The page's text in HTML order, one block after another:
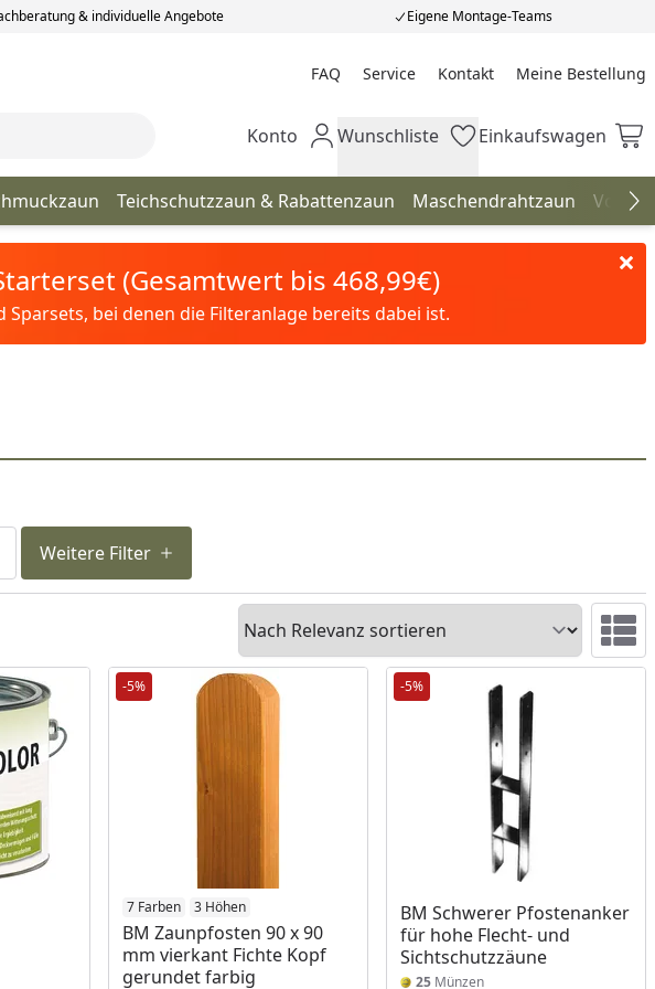
& individuelle Angebote Eigene Montage-Teams
FAQ Service Kontakt Meine Bestellung
Meine Bestellung
Mein Konto
Konto Wunschliste
Wunschliste Einkaufswagen
Einkaufswagen
Teichschutzzaun & Rabattenzaun Maschendrahtzaun
(Gesamtwert bis 468,99€)
bei denen die Filteranlage bereits dabei ist.
Weitere Filter
Sortieren
-5%
7 Farben 3 Höhen
BM Zaunpfosten 90 x 90
mm vierkant Fichte Kopf
gerundet farbig
-5%
BM Schwerer Pfostenanker
für hohe Flecht- und
Sichtschutzzäune
25 Münzen